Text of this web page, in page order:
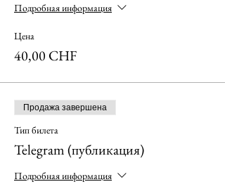
Подробная информация
Цена
40,00 CHF
Продажа завершена
Тип билета
Telegram (публикация)
Подробная информация